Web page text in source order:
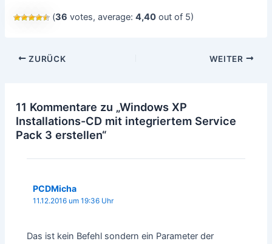
(36 votes, average:4,40 out of 5)
Beitragsnavigation
ZURÜCK WEITER
11 Kommentare zu „Windows XP
Installations-CD mit integriertem Service
Pack 3 erstellen“
PCDMicha
11.12.2016 um 19:36 Uhr
Das ist kein Befehl sondern ein Parameter der